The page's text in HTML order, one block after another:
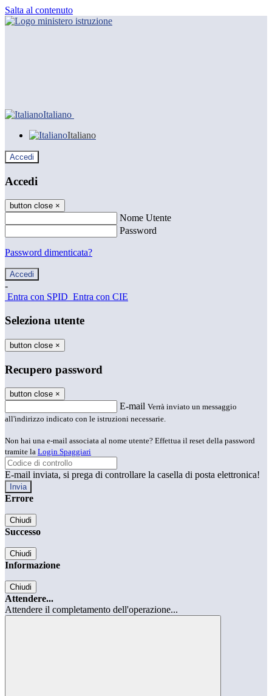
Salta al contenuto
Italiano
Italiano
Accedi
Accedi
button close ×
Nome Utente
Password
Password dimenticata?
-
Entra con SPID Entra con CIE
Seleziona utente
button close ×
Recupero password
button close ×
E-mail Verrà inviato un messaggio
all'indirizzo indicato con le istruzioni necessarie.
Non hai una e-mail associata al nome utente? Effettua il reset della password
tramite la Login Spaggiari
E-mail inviata, si prega di controllare la casella di posta elettronica!
Errore
Chiudi
Successo
Chiudi
Informazione
Chiudi
Attendere...
Attendere il completamento dell'operazione...